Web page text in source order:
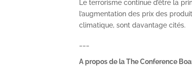
Le terrorisme continue d’être la
l’augmentation des prix des
climatique, sont davantage cités.
A propos de la The Conference